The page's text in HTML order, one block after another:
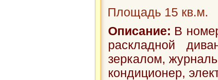
Площадь 15 кв.м.
Описание: В
раскладной
зеркалом,
кондиционер,